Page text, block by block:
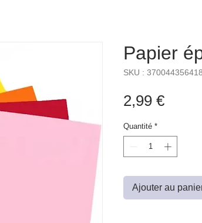
Papier
SKU :
2,99 €Prix
Quantité *
Ajouter au